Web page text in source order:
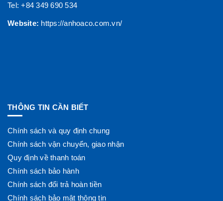
Tel: +84 349 690 534
Website: https://anhoaco.com.vn/
THÔNG TIN CẦN BIẾT
Chính sách và quy định chung
Chính sách vận chuyển, giao nhận
Quy định về thanh toán
Chính sách bảo hành
Chính sách đổi trả hoàn tiền
Chính sách bảo mật thông tin